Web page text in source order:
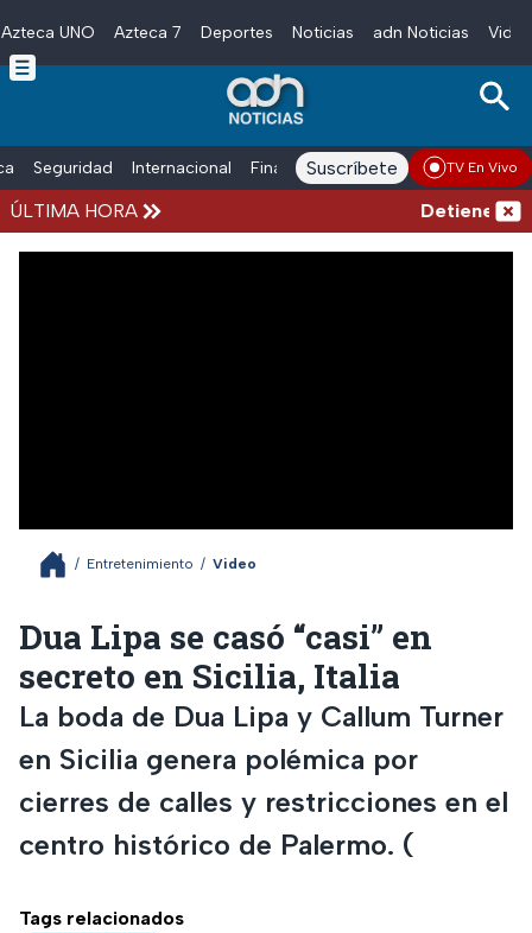
Skip to main content
Azteca UNO Azteca 7 Deportes Noticias adn Noticias
Seguridad Internacional Finanzas adn Noticias Radio
Suscríbete TV En Vivo
ÚLTIMA HORA Detienen al
/ Entretenimiento / Video
Dua Lipa se casó “casi” en
secreto en Sicilia, Italia
La boda de Dua Lipa y Callum Turner
en Sicilia genera polémica por
cierres de calles y restricciones en el
centro histórico de Palermo. (
Tags relacionados